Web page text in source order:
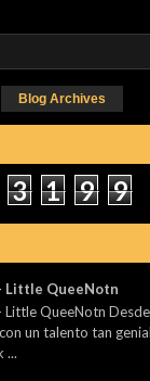
Blog Archives
3 1 9 9
Little QueeNotn
QueeNotn
un talento tan
...